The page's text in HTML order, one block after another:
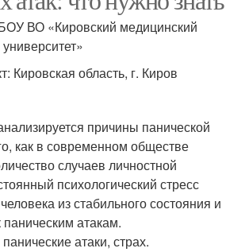
ВО «Кировский медицинский
Кировская область, г. Киров
причины панической
как в современном обществе
случаев личностной
психологический стресс
из стабильного состояния и
атакам.
атаки, страх.